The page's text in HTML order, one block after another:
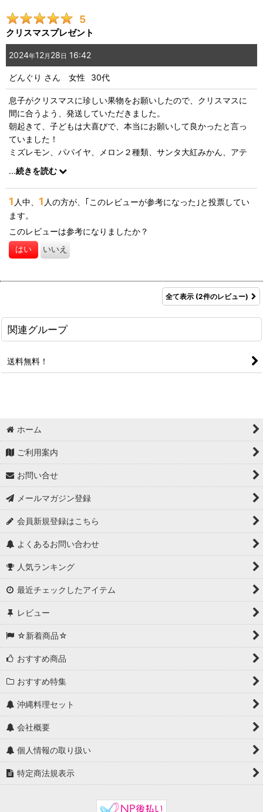
5
クリスマスプレゼント
2024年12月 28 日 16:42
どんぐり さん 女性 30代
息子がクリスマスに珍しい果物をお願いしたので、クリスマスに
間に合うよう、発送していただきました。
朝起きて、子どもは大喜びで、本当にお願いして良かったと言っ
ていました！
ミズレモン、パパイヤ、メロン２種類、サンタ大紅みかん、アテ
モヤ、
どれも、初めて食べるもので、素敵ないい思い出になりました。
...続きを読む
1 人中、 1 人の方が、｢このレビューが参考になった｣と投票してい
ます。
このレビューは参考になりましたか？
はい いいえ
全て表示 (2件のレビュー)
関連グループ
送料無料！
ホーム
ご利用案内
お問い合せ
メールマガジン登録
会員新規登録はこちら
よくあるお問い合わせ
人気ランキング
最近チェックしたアイテム
レビュー
☆新着商品☆
おすすめ商品
おすすめ特集
沖縄料理セット
会社概要
個人情報の取り扱い
特定商法規表示